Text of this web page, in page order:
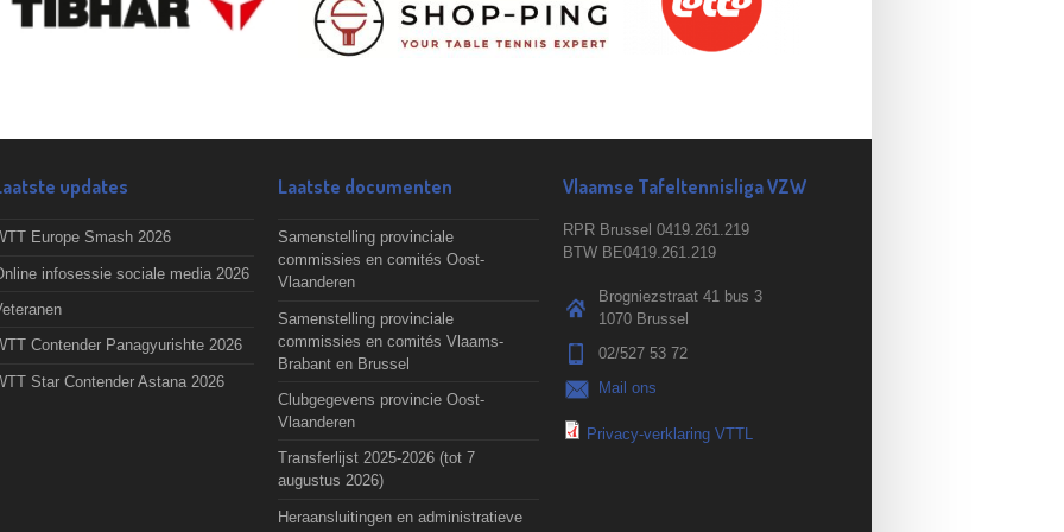
updates
Europe Smash 2026
infosessie sociale media 2026
Contender Panagyurishte 2026
Star Contender Astana 2026
Laatste documenten
Samenstelling provinciale
commissies en comités Oost-
Vlaanderen
Samenstelling provinciale
commissies en comités Vlaams-
Brabant en Brussel
Clubgegevens provincie Oost-
Vlaanderen
Transferlijst 2025-2026 (tot 7
augustus 2026)
Heraansluitingen en administratieve
Vlaamse Tafeltennisliga VZW
RPR Brussel 0419.261.219
BTW BE0419.261.219
Brogniezstraat 41 bus 3
1070 Brussel
02/527 53 72
Mail ons
Privacy-verklaring VTTL